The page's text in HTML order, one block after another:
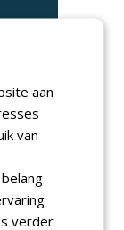
aan
van
verder